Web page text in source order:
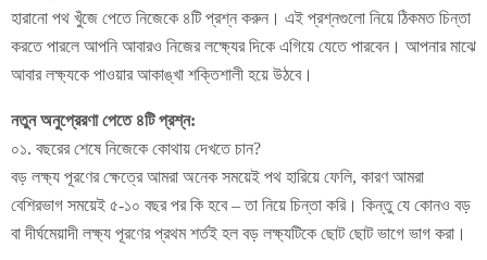
হারানো পথ খুঁজে পেতে নিজেকে ৪টি প্রশ্ন করুন। এই প্রশ্নগুলো নিয়ে ঠিকমত চিন্তা
করতে পারলে আপনি আবারও নিজের লক্ষ্যের দিকে এগিয়ে যেতে পারবেন। আপনার মাঝে
আবার লক্ষ্যকে পাওয়ার আকাঙ্খা শক্তিশালী হয়ে উঠবে।
নতুন অনুপ্রেরণা পেতে ৪টি প্রশ্ন:
০১. বছরের শেষে নিজেকে কোথায় দেখতে চান?
বড় লক্ষ্য পূরণের ক্ষেত্রে আমরা অনেক সময়েই পথ হারিয়ে ফেলি, কারণ আমরা
বেশিরভাগ সময়েই ৫-১০ বছর পর কি হবে – তা নিয়ে চিন্তা করি। কিন্তু যে কোনও বড়
বা দীর্ঘমেয়াদী লক্ষ্য পূরণের প্রথম শর্তই হল বড় লক্ষ্যটিকে ছোট ছোট ভাগে ভাগ করা।